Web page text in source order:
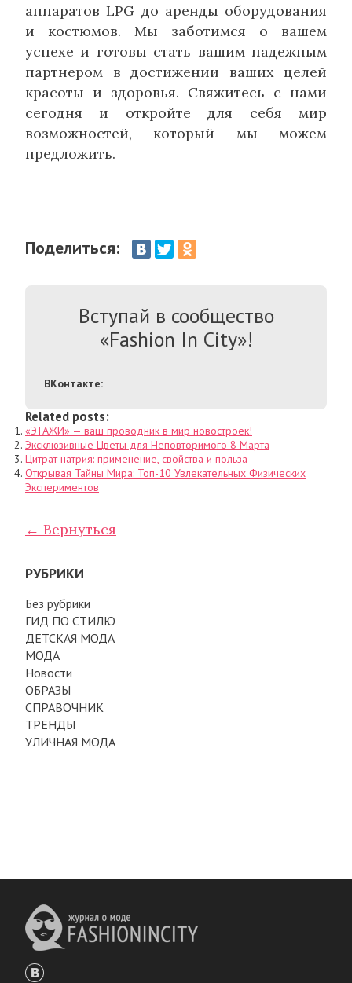
аппаратов LPG до аренды оборудования
и костюмов. Мы заботимся о вашем
успехе и готовы стать вашим надежным
партнером в достижении ваших целей
красоты и здоровья. Свяжитесь с нами
сегодня и откройте для себя мир
возможностей, который мы можем
предложить.
Поделиться:
Вступай в сообщество
«Fashion In City»!
ВКонтакте:
Related posts:
«ЭТАЖИ» — ваш проводник в мир новостроек!
Эксклюзивные Цветы для Неповторимого 8 Марта
Цитрат натрия: применение, свойства и польза
Открывая Тайны Мира: Топ-10 Увлекательных Физических
Экспериментов
← Вернуться
РУБРИКИ
Без рубрики
ГИД ПО СТИЛЮ
ДЕТСКАЯ МОДА
МОДА
Новости
ОБРАЗЫ
СПРАВОЧНИК
ТРЕНДЫ
УЛИЧНАЯ МОДА